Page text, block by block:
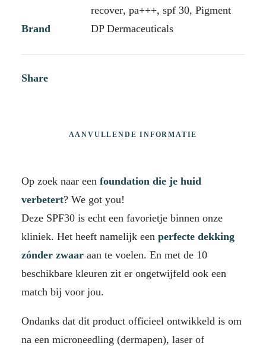
recover, pa+++, spf 30, Pigment
Brand
DP Dermaceuticals
Share
AANVULLENDE INFORMATIE
Op zoek naar een foundation die je huid
verbetert? We got you!
Deze SPF30 is echt een favorietje binnen onze
kliniek. Het heeft namelijk een perfecte dekking
zónder zwaar aan te voelen. En met de 10
beschikbare kleuren zit er ongetwijfeld ook een
match bij voor jou.
Ondanks dat dit product officieel ontwikkeld is om
na een microneedling (dermapen), laser of